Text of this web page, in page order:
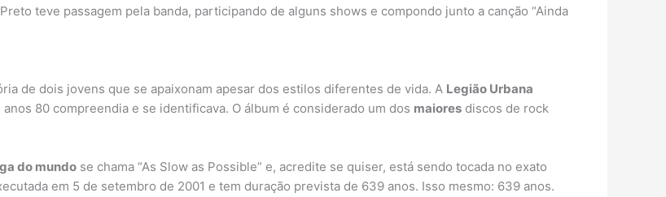
teve passagem pela banda, participando de alguns shows e compondo junto a canção “Ainda
de dois jovens que se apaixonam apesar dos estilos diferentes de vida. A Legião Urbana
80 compreendia e se identificava. O álbum é considerado um dos maiores discos de rock
do mundo se chama “As Slow as Possible” e, acredite se quiser, está sendo tocada no exato
em 5 de setembro de 2001 e tem duração prevista de 639 anos. Isso mesmo: 639 anos.